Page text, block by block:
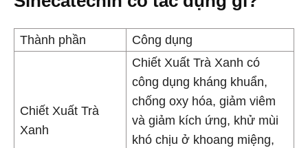
Thành phần Công dụng
Chiết Xuất Trà
Xanh
Chiết Xuất Trà Xanh có
công dụng kháng khuẩn,
chống oxy hóa, giảm viêm
và giảm kích ứng, khử mùi
khó chịu ở khoang miệng,